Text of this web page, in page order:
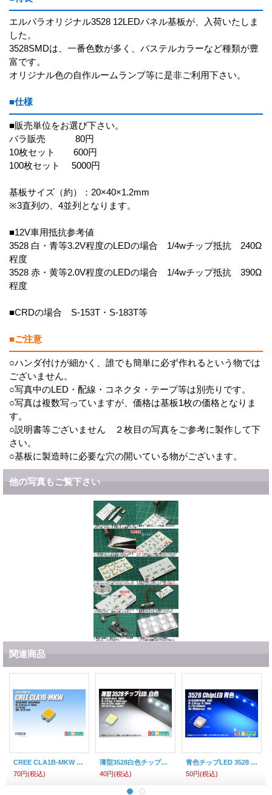
エルパラオリジナル3528 12LEDパネル基板が、入荷いたしま
した。
3528SMDは、一番色数が多く、パステルカラーなど種類が豊
富です。
オリジナル色の自作ルームランプ等に是非ご利用下さい。
■仕様
■販売単位をお選び下さい。
バラ販売 80円
10枚セット 600円
100枚セット 5000円
基板サイズ（約）：20×40×1.2mm
※3直列の、4並列となります。
■12V車用抵抗参考値
3528 白・青等3.2V程度のLEDの場合 1/4wチップ抵抗 240Ω
程度
3528 赤・黄等2.0V程度のLEDの場合 1/4wチップ抵抗 390Ω
程度
■CRDの場合 S-153T・S-183T等
■ご注意
○ハンダ付けが細かく、誰でも簡単に必ず作れるという物では
ございません。
○写真中のLED・配線・コネクタ・テープ等は別売りです。
○写真は複数写っていますが、価格は基板1枚の価格となりま
す。
○説明書等ございません ２枚目の写真をご参考に製作して下
さい。
○基板に製造時に必要な穴の開いている物がございます。
他の写真もご覧下さい
関連商品
CREE CLA1B-MKW 電球色
70円(税込)
薄型3528白色チップLED LP-T35XW-80-BJ
40円(税込)
青色チップLED 3528 新薄型
50円(税込)